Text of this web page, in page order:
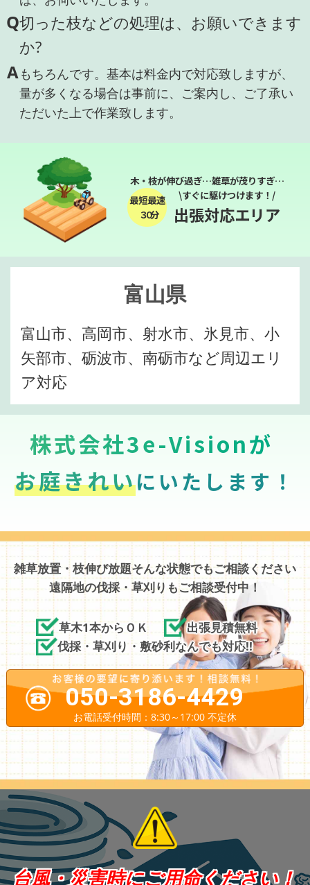
Q切った枝などの処理は、お願いできます
か?
Aもちろんです。基本は料金内で対応致しますが、
量が多くなる場合は事前に、ご案内し、ご了承い
ただいた上で作業致します。
木・枝が伸び過ぎ…雑草が茂りすぎ…
最短最速
３０分
\すぐに駆けつけます！/
出張対応エリア
富山県
富山市、高岡市、射水市、氷見市、小
矢部市、砺波市、南砺市など周辺エリ
ア対応
株式会社3e-Visionが
お庭きれいにいたします！
雑草放置・枝伸び放題そんな状態でもご相談ください
遠隔地の伐採・草刈りもご相談受付中！
草木1本からＯＫ
出張見積無料
伐採・草刈り・敷砂利なんでも対応!!
050-3186-4429
お電話受付時間：8:30～17:00 不定休
台風・災害時にご用命ください！